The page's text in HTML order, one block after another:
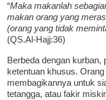
“Maka makanlah
makan orang yang
(orang yang tidak
(QS.Al-Hajj:36)
Berbeda dengan kurban,
ketentuan khusus.
membagikannya untuk
tetangga, atau fakir